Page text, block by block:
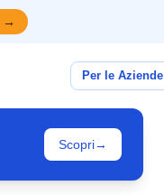
→
Per le Aziende
Scopri→